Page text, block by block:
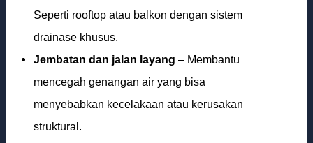
Seperti rooftop atau balkon dengan sistem
drainase khusus.
Jembatan dan jalan layang – Membantu
mencegah genangan air yang bisa
menyebabkan kecelakaan atau kerusakan
struktural.